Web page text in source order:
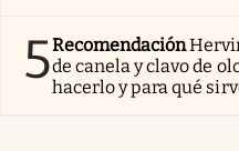
5Recomendación
de canela y clavo de
hacerlo y para qué